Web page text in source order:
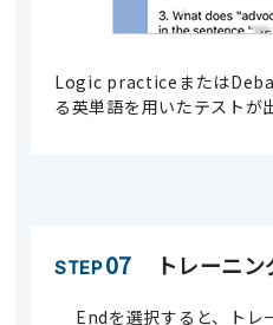
Logic practiceまたは
る英単語を用いたテストが
STEP 07 トレーニ
Endを選択すると、トレ